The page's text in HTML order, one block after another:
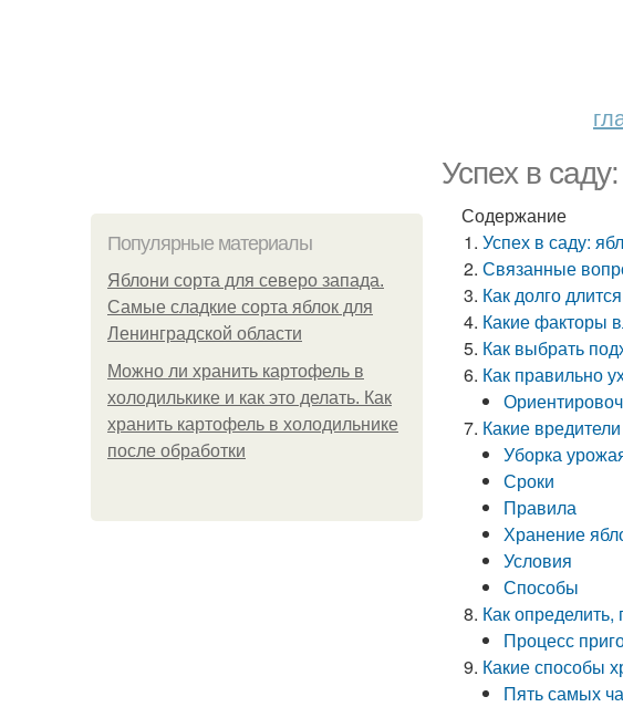
Успех в
Популярные материалы
Яблони сорта для северо запада.
Самые сладкие сорта яблок для
Ленинградской области
Можно ли хранить картофель в
холодилькике и как это делать. Как
хранить картофель в холодильнике
после обработки
Содержание
Успех в саду:
Связанные
Как долго
Какие факторы
Как выбрать
Как правильно
Какие
Уборка
Сроки
Правила
Хранение
Условия
Способы
Как определить,
Процесс
Какие способы
Пять самых